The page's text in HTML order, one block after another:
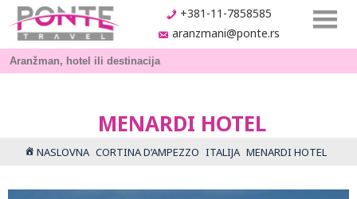
+381-11-7858585
aranzmani@ponte.rs
MENARDI HOTEL
NASLOVNA CORTINA D’AMPEZZO ITALIJA MENARDI HOTEL